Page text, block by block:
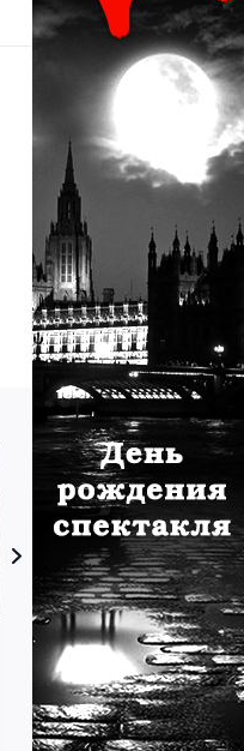
Рождественский
концерт
Владимира
Спивакова
24.12.2026 19:00